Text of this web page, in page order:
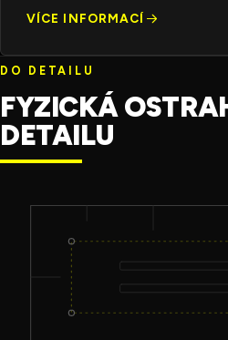
VÍCE INFORMACÍ
DO DETAILU
FYZICKÁ
DETAILU